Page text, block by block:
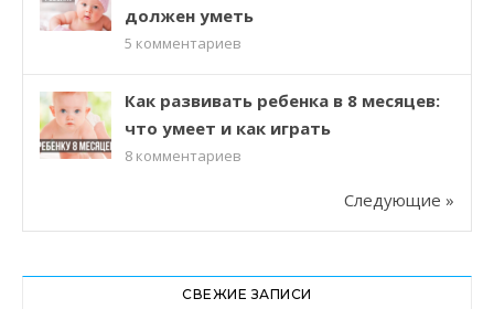
должен уметь
5 комментариев
Как развивать ребенка в 8 месяцев:
что умеет и как играть
8 комментариев
Следующие »
СВЕЖИЕ ЗАПИСИ